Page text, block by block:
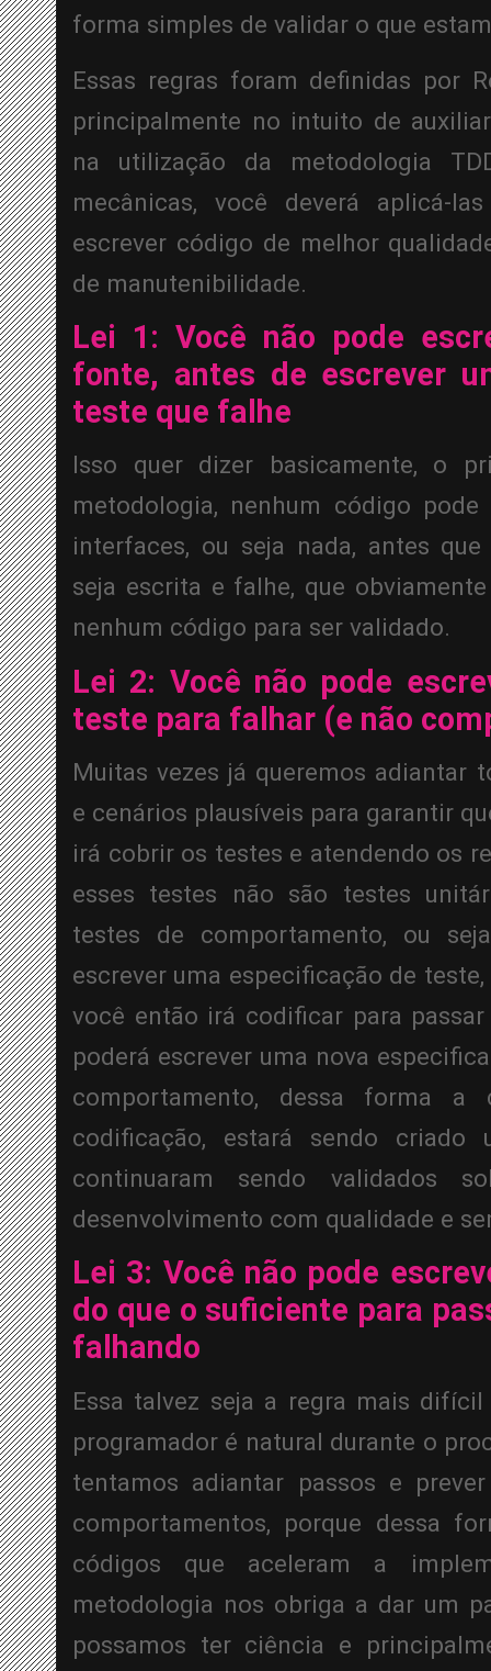
forma simples de validar o que
Essas regras foram definidas por
principalmente no intuito de
na utilização da metodologia
mecânicas, você deverá aplicá-
escrever código de melhor
de manutenibilidade.
Lei 1: Você não pode
fonte, antes de escrever
teste que falhe
Isso quer dizer basicamente, o
metodologia, nenhum código
interfaces, ou seja nada, antes
seja escrita e falhe, que
nenhum código para ser validado.
Lei 2: Você não pode
teste para falhar (e não
Muitas vezes já queremos adiantar
e cenários plausíveis para garantir
irá cobrir os testes e atendendo os
esses testes não são testes
testes de comportamento, ou
escrever uma especificação de
você então irá codificar para
poderá escrever uma nova
comportamento, dessa forma a
codificação, estará sendo
continuaram sendo validados
desenvolvimento com qualidade e
Lei 3: Você não pode
do que o suficiente para
falhando
Essa talvez seja a regra mais
programador é natural durante o
tentamos adiantar passos e
comportamentos, porque dessa
códigos que aceleram a
metodologia nos obriga a dar um
possamos ter ciência e